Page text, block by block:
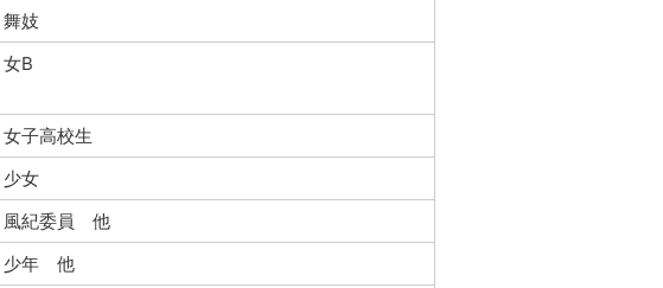
舞妓
女B
女子高校生
少女
風紀委員 他
少年 他